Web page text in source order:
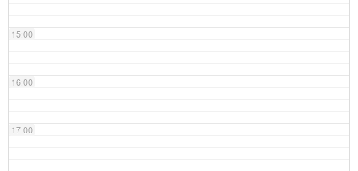
15:00
16:00
17:00